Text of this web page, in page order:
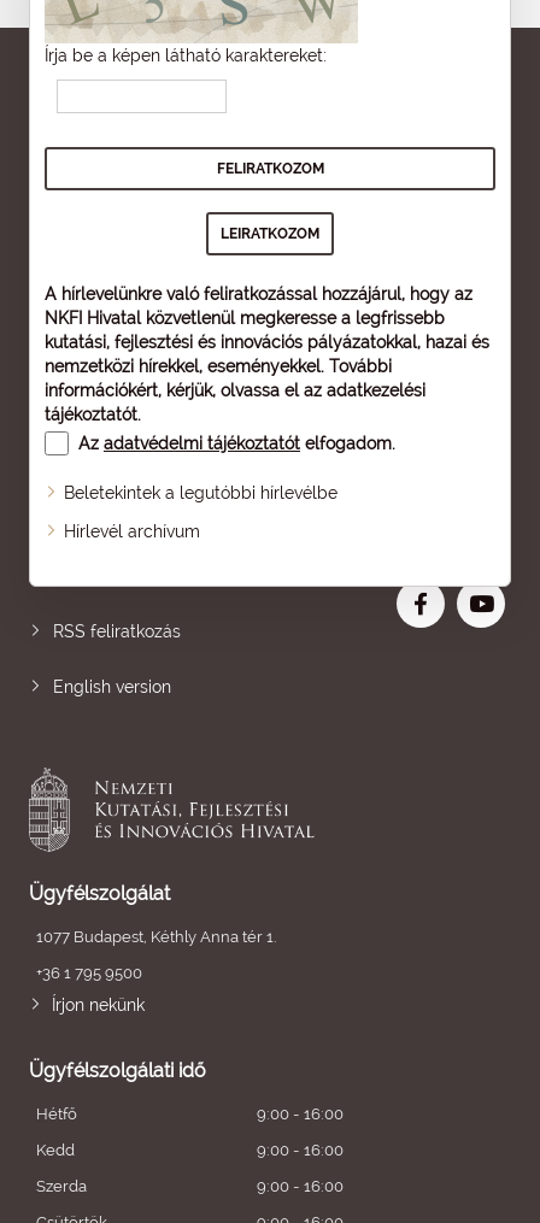
Írja be a képen látható karaktereket:
A hírlevelünkre való feliratkozással hozzájárul, hogy az
NKFI Hivatal közvetlenül megkeresse a legfrissebb
kutatási, fejlesztési és innovációs pályázatokkal, hazai és
nemzetközi hírekkel, eseményekkel. További
információkért, kérjük, olvassa el az adatkezelési
tájékoztatót.
Az adatvédelmi tájékoztatót elfogadom.
Beletekintek a legutóbbi hírlevélbe
Hírlevél archívum
Oldaltérkép
RSS feliratkozás
English version
Ügyfélszolgálat
1077 Budapest, Kéthly Anna tér 1.
+36 1 795 9500
Írjon nekünk
Ügyfélszolgálati idő
Hétfő
9:00 - 16:00
Kedd
9:00 - 16:00
Szerda
9:00 - 16:00